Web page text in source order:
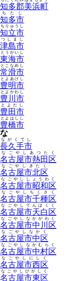
知多郡美浜町
知多市
ちたし
知立市
ちりゅうし
津島市
つしまし
東海市
とうかいし
常滑市
とこなめし
豊明市
とよあけし
豊川市
とよかわし
豊田市
とよたし
豊橋市
とよはしし
な
長久手市
ながくてし
名古屋市熱田区
なごやしあつたく
名古屋市北区
なごやしきたく
名古屋市昭和区
なごやししょうわく
名古屋市千種区
なごやしちくさく
名古屋市天白区
なごやしてんぱくく
名古屋市中川区
なごやしなかがわく
名古屋市中区
なごやしなかく
名古屋市中村区
なごやしなかむらく
名古屋市西区
なごやしにしく
名古屋市東区
なごやしひがしく